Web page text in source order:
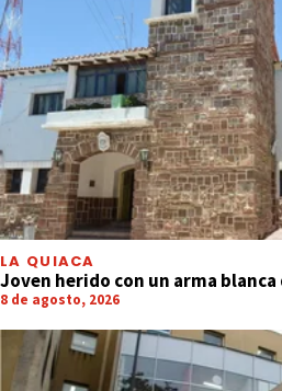
LA QUIACA
Joven herido con un arma
8 de agosto, 2026